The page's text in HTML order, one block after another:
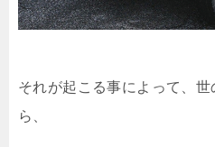
それが起こる事によって、
ら、